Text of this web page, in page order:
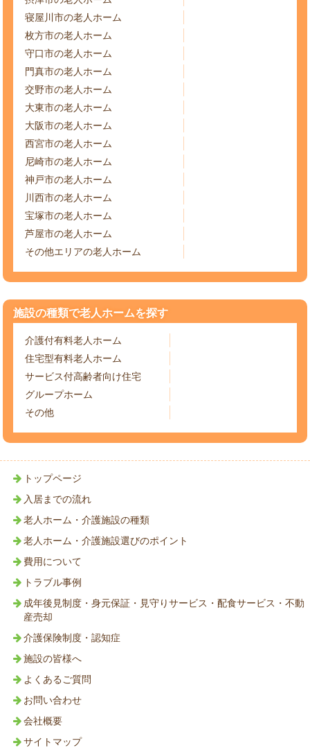
寝屋川市の老人ホーム
枚方市の老人ホーム
守口市の老人ホーム
門真市の老人ホーム
交野市の老人ホーム
大東市の老人ホーム
大阪市の老人ホーム
西宮市の老人ホーム
尼崎市の老人ホーム
神戸市の老人ホーム
川西市の老人ホーム
宝塚市の老人ホーム
芦屋市の老人ホーム
その他エリアの老人ホーム
施設の種類で老人ホームを探す
介護付有料老人ホーム
住宅型有料老人ホーム
サービス付高齢者向け住宅
グループホーム
その他
トップページ
入居までの流れ
老人ホーム・介護施設の種類
老人ホーム・介護施設選びのポイント
費用について
トラブル事例
成年後見制度・身元保証・見守りサービス・配食サービス・不動
産売却
介護保険制度・認知症
施設の皆様へ
よくあるご質問
お問い合わせ
会社概要
サイトマップ